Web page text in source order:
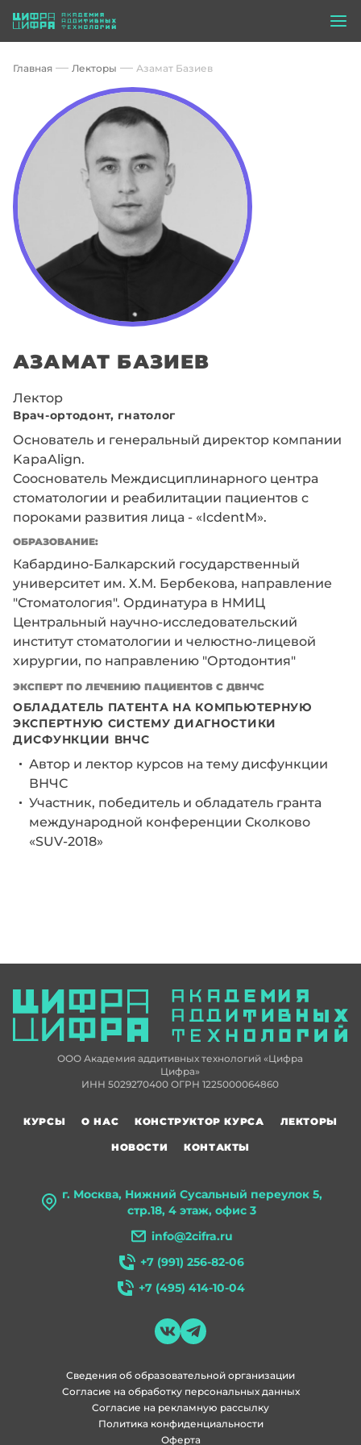
Главная Лекторы Азамат Базиев
АЗАМАТ БАЗИЕВ
Лектор
Врач-ортодонт, гнатолог
Основатель и генеральный директор компании
KapaAlign.
Сооснователь Междисциплинарного центра
стоматологии и реабилитации пациентов с
пороками развития лица - «IcdentM».
ОБРАЗОВАНИЕ:
Кабардино-Балкарский государственный
университет им. Х.М. Бербекова, направление
"Стоматология". Ординатура в НМИЦ
Центральный научно-исследовательский
институт стоматологии и челюстно-лицевой
хирургии, по направлению "Ортодонтия"
ЭКСПЕРТ ПО ЛЕЧЕНИЮ ПАЦИЕНТОВ С ДВНЧС
ОБЛАДАТЕЛЬ ПАТЕНТА НА КОМПЬЮТЕРНУЮ
ЭКСПЕРТНУЮ СИСТЕМУ ДИАГНОСТИКИ
ДИСФУНКЦИИ ВНЧС
Автор и лектор курсов на тему дисфункции
ВНЧС
Участник, победитель и обладатель гранта
международной конференции Сколково
«SUV-2018»
ООО Академия аддитивных технологий «Цифра
Цифра»
ИНН 5029270400 ОГРН 1225000064860
г. Москва, Нижний Сусальный переулок 5,
стр.18, 4 этаж, офис 3
info@2cifra.ru
+7 (991) 256-82-06
+7 (495) 414-10-04
КУРСЫ О НАС КОНСТРУКТОР КУРСА
ЛЕКТОРЫ
НОВОСТИ
КОНТАКТЫ
Политика конфиденциальности
Согласие на рекламную рассылку
Согласие на обработку персональных данных
Сведения об образовательной организации
Оферта